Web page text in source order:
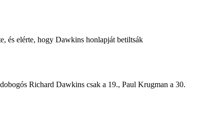
és elérte, hogy Dawkins honlapját betiltsák
Richard Dawkins csak a 19., Paul Krugman a 30.